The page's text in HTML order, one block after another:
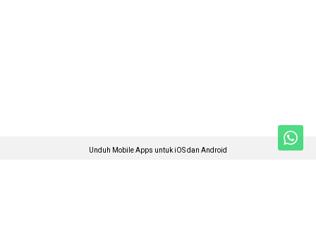
Unduh Mobile Apps untuk iOS dan Android